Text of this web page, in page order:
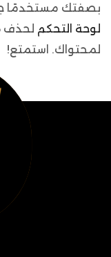
بصفتك مستخدمًا
لوحة التحكم لحذف
لمحتواك. استمتع!